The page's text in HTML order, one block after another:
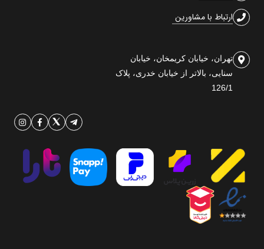
ارتباط با مشاورین
تهران، خیابان کریمخان، خیابان
سنایی، بالاتر از خیابان خدری، پلاک
126/1